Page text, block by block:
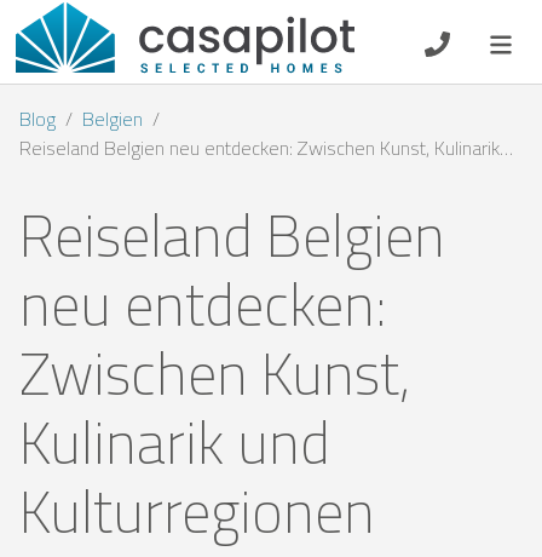
DE EN
Frühstück
Gutscheine
Eigentümer Log-In
Blog
Belgien
Reiseland Belgien neu entdecken: Zwischen Kunst, Kulinarik und Kulturregionen
Reiseland Belgien
neu entdecken:
Zwischen Kunst,
Kulinarik und
Kulturregionen